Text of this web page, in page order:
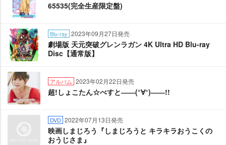
65535(完全生産限定盤)
Blu-ray 2023年09月27日発売
劇場版 天元突破グレンラガン 4K Ultra HD Blu-ray
Disc【通常版】
アルバム 2023年02月22日発売
超!しょこたん☆べすと――(°∀°)――!!
DVD 2022年07月13日発売
映画しまじろう『しまじろうと キラキラおうこくの
おうじさま』